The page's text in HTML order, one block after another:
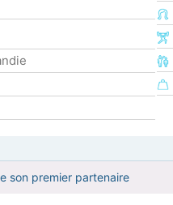
son premier partenaire